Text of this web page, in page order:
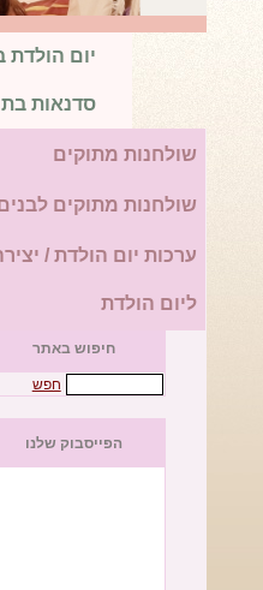
יום הולדת
סדנאות בת
שולחנות מתוקים
שולחנות מתוקים
ליום הולדת
חיפוש באתר
חפש
הפייסבוק שלנו